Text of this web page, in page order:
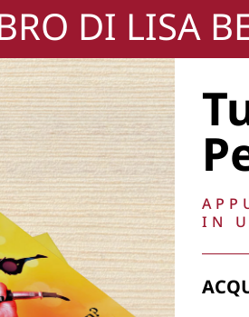
Copyright © 2026 Lisa
Cookie PolicyPrivacy
Aggiorna preferenze
DI LISA
IN